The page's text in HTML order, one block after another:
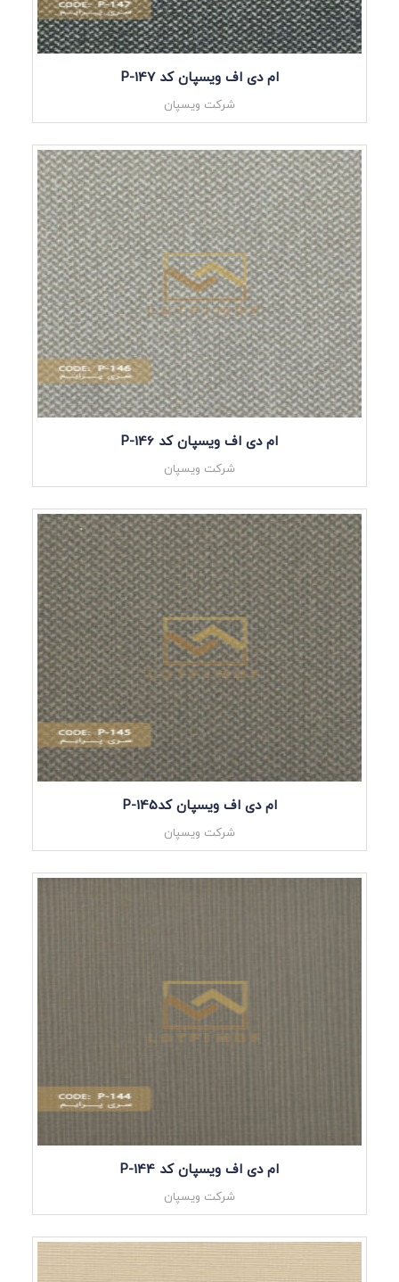
ام دی اف ویسپان کد P-147
شرکت ویسپان
ام دی اف ویسپان کد P-146
شرکت ویسپان
ام دی اف ویسپان کدP-145
شرکت ویسپان
ام دی اف ویسپان کد P-144
شرکت ویسپان